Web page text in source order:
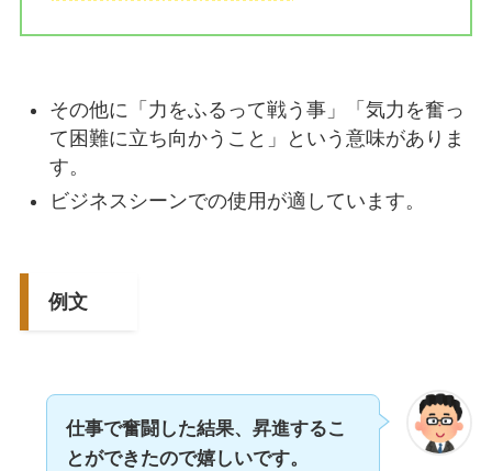
その他に「力をふるって戦う事」「気力を奮っ
て困難に立ち向かうこと」という意味がありま
す。
ビジネスシーンでの使用が適しています。
例文
仕事で奮闘した結果、昇進するこ
とができたので嬉しいです。